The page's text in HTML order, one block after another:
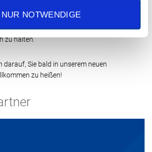
NUR NOTWENDIGE
mal etwas lauter werden. Wir bitten um
und bemühen uns, die Unannehmlichkeiten
zu halten.
darauf, Sie bald in unserem neuen
zu heißen!